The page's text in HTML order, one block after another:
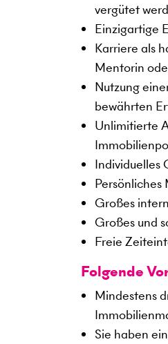
vergütet
Einzigartige
Karriere als
Mentorin
Nutzung
bewährten
Unlimitierte
Individuelles
Großes
Großes und
Freie
Folgende
Mindestens
Sie haben